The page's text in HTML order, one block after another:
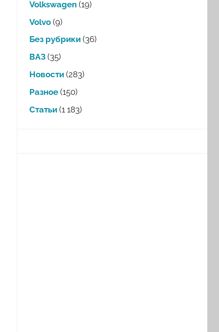
Volkswagen(19)
Volvo(9)
Без рубрики(36)
ВАЗ(35)
Новости(283)
Разное(150)
Статьи(1 183)